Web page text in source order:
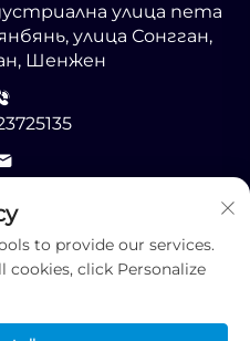
улица пета
улица Сонгган,
Шенжен
2025 от Шенжен RMG
to provide our services.
click Personalize